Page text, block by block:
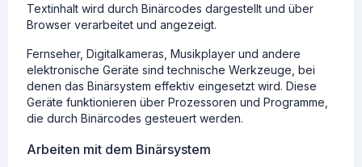
Textinhalt wird durch Binärcodes dargestellt und über
Browser verarbeitet und angezeigt.
Fernseher, Digitalkameras, Musikplayer und andere
elektronische Geräte sind technische Werkzeuge, bei
denen das Binärsystem effektiv eingesetzt wird. Diese
Geräte funktionieren über Prozessoren und Programme,
die durch Binärcodes gesteuert werden.
Arbeiten mit dem Binärsystem